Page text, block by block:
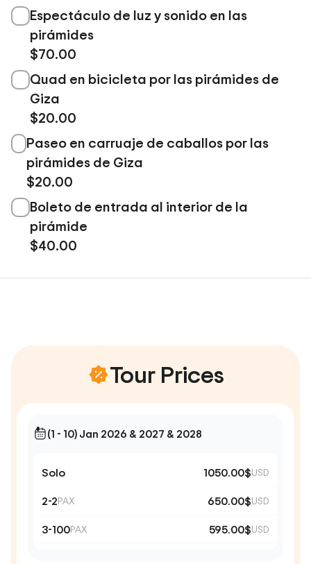
Espectáculo de luz y sonido en las
pirámides
$70.00
Quad en bicicleta por las pirámides de
Giza
$20.00
Paseo en carruaje de caballos por las
pirámides de Giza
$20.00
Boleto de entrada al interior de la
pirámide
$40.00
Tour Prices
(1 - 10) Jan 2026 & 2027 & 2028
Solo 1050.00$USD
2-2PAX 650.00$USD
3-100PAX 595.00$USD